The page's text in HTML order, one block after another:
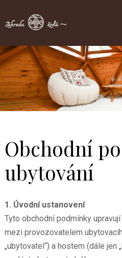
Obchodní
ubytování
1. Úvodní ustanovení
Tyto obchodní podmínky
mezi provozovatelem
„ubytovatel“) a hostem (dále jen